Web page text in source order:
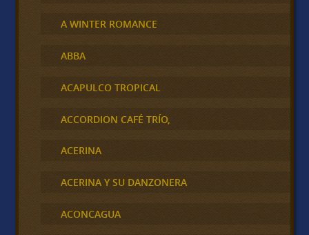
A WINTER ROMANCE
ABBA
ACAPULCO TROPICAL
ACCORDION CAFÉ TRÍO,
ACERINA
ACERINA Y SU DANZONERA
ACONCAGUA